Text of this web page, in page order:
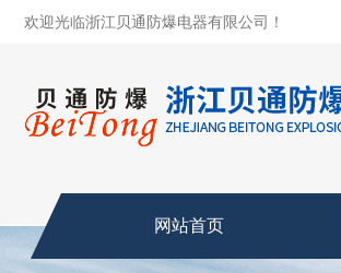
欢迎光临浙江贝通防爆电器有限公司！
网站首页